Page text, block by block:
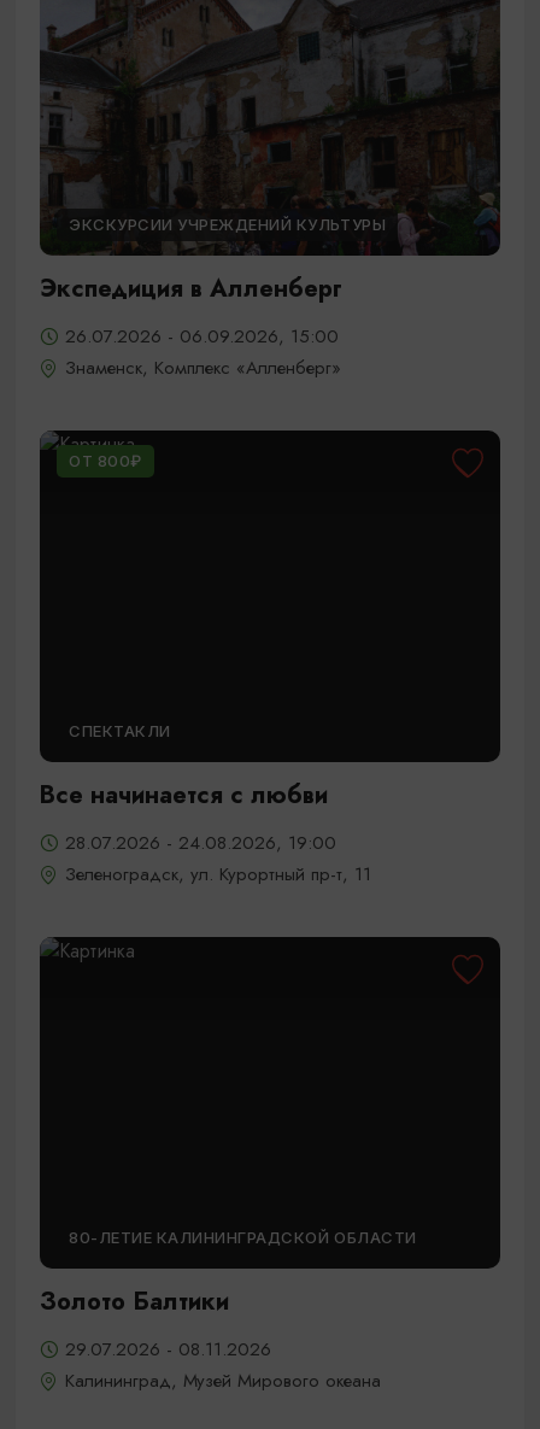
ЭКСКУРСИИ УЧРЕЖДЕНИЙ КУЛЬТУРЫ
Экспедиция в Алленберг
26.07.2026 - 06.09.2026, 15:00
Знаменск, Комплекс «Алленберг»
ОТ 800₽
СПЕКТАКЛИ
Все начинается с любви
28.07.2026 - 24.08.2026, 19:00
Зеленоградск, ул. Курортный пр-т, 11
80-ЛЕТИЕ КАЛИНИНГРАДСКОЙ ОБЛАСТИ
Золото Балтики
29.07.2026 - 08.11.2026
Калининград, Музей Мирового океана